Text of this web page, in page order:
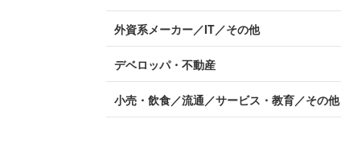
外資系メーカー／IT／その他
デベロッパ・不動産
小売・飲食／流通／サービス・教育／その他